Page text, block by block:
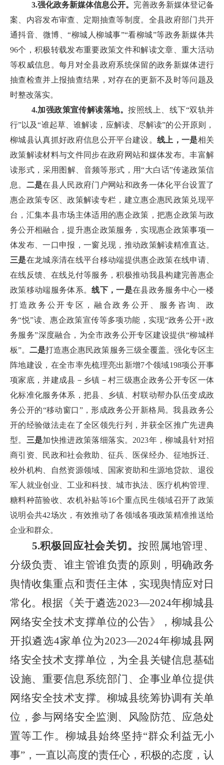
3.强化政务新媒体信息公开。 完善政务新媒体登记备
案、内容发布审查、定期抽查等制度。全县政府部门共开
通抖音、微博、“柳城人柳城事”“看柳城”等政务新媒体共
96个，积极转载发布重要政策文件和解读文章、重大活动
等权威信息。每月对全县政府系统保留的政务新媒体进行
抽查检查并上报抽查结果，对存在的更新不及时等问题及
时整改落实。
4.加强政策宣传解读落地。按照线上、线下“双轨并
行”以及“谁起草、谁解读，应解读、尽解读”的公开原则，
柳城县认真抓好政府信息公开平台建设。 线上，一是相关
政策解读材料与文件同步在政府网站和媒体发布。丰富解
读形式，采用图解、音频等形式，用“大白话”传递政策信
息。 二是在县人民政府门户网站和政务一体化平台设置了
惠企政策专区、政策解读专栏，建立惠企惠民政策兑现平
台，汇集本县市场主体适用的惠企政策，把惠企政策与政
务公开相融合，提升惠企政策服务，实现惠企政策事项一
体发布、一口申报，一窗兑现，推动政策解读精准直达。
三是在龙城亲清在线平台移动端提供惠企政策在线申请、
在线反馈、在线兑付等服务，积极推动我县构建完善惠企
政策移动端服务体系。线下，一是在县政务服务中心一楼
打造政务公开专区，融合政务公开、服务咨询、政
务“悦”读、惠企政策宣传等多项功能，实现“政务公开+政
务服务”深度融合，为全市政务公开专区建设提供“柳城样
板”。二是打造惠企惠民政策服务三级全覆盖。强化专区主
阵地建设，在全市率先梳理亮出新增7个领域198项公开事
项家底，并建成县－乡镇－村三级惠企政务公开专区一体
化标准化服务体系，把县、乡镇、村联动帮办队伍变成政
务公开的“移动窗口”，形成政务公开新格局。我县政务公
开的经验做法走在了全区领先行列，并获全区推广先进典
型。 三是加快推进政策落细落实。2023年，柳城县针对招
商引资、民政和社会救助、征兵、医保经办、征地拆迁、
校外机构、自然资源领域、国家资助和生源地贷款、退役
军人就业创业、工业和科技、城市执法、医疗机构管理、
糖料种苗验收、农机补贴等16个重点民生领域召开了政策
说明会共42场次，有效推动了各领域各项政策精准推送给
企业和群众。
5.积极回应社会关切。按照属地管理、
分级负责、谁主管谁负责的原则，明确政务
舆情收集重点和责任主体，实现舆情应对日
常化。根据《关于遴选2023—2024年柳城县
网络安全技术支撑单位的公告》，柳城县公
开拟遴选4家单位为2023—2024年柳城县网
络安全技术支撑单位，为全县关键信息基础
设施、重要信息系统部门、企事业单位提供
网络安全技术支撑。柳城县统筹协调有关单
位，参与网络安全监测、风险防范、应急处
置等工作。柳城县始终坚持“群众利益无小
事”，一直以高度的责任心，积极的态度，认